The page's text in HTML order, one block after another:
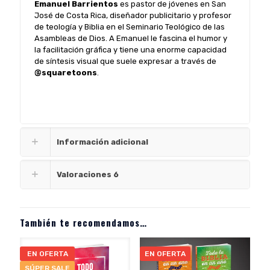
Emanuel Barrientoses pastor de jóvenes en San
José de Costa Rica, diseñador publicitario y profesor
de teología y Biblia en el Seminario Teológico de las
Asambleas de Dios. A Emanuel le fascina el humor y
la facilitación gráfica y tiene una enorme capacidad
de síntesis visual que suele expresar a través de
@squaretoons.
Información adicional
Valoraciones 6
También te recomendamos…
EN OFERTA
SÚPER SALE
EN OFERTA